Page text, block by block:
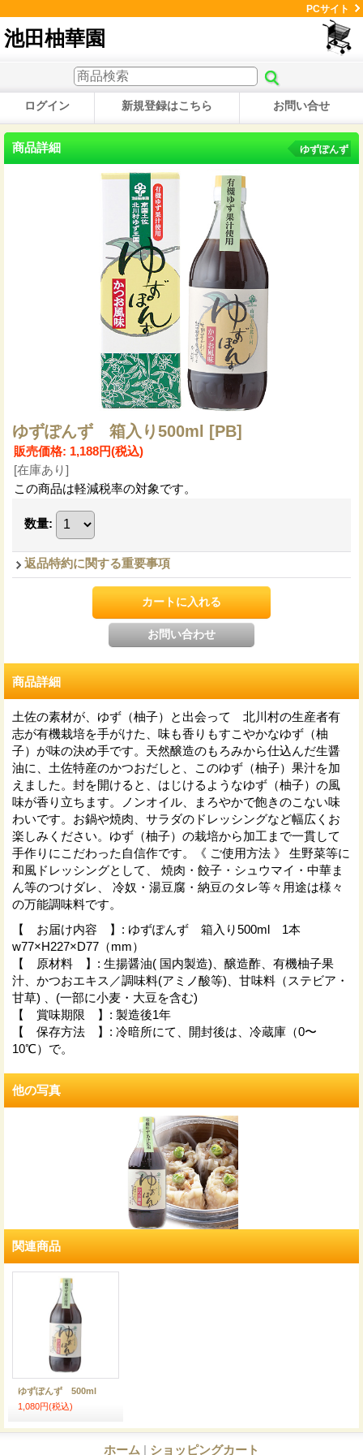
PCサイト
池田柚華園
ログイン 新規登録はこちら お問い合せ
商品詳細 ゆずぽんず
ゆずぽんず 箱入り500ml [PB]
販売価格: 1,188円(税込)
[在庫あり]
この商品は軽減税率の対象です。
数量:
返品特約に関する重要事項
商品詳細
土佐の素材が、ゆず（柚子）と出会って 北川村の生産者有
志が有機栽培を手がけた、味も香りもすこやかなゆず（柚
子）が味の決め手です。天然醸造のもろみから仕込んだ生醤
油に、土佐特産のかつおだしと、このゆず（柚子）果汁を加
えました。封を開けると、はじけるようなゆず（柚子）の風
味が香り立ちます。ノンオイル、まろやかで飽きのこない味
わいです。お鍋や焼肉、サラダのドレッシングなど幅広くお
楽しみください。ゆず（柚子）の栽培から加工まで一貫して
手作りにこだわった自信作です。《 ご使用方法 》 生野菜等に
和風ドレッシングとして、 焼肉・餃子・シュウマイ・中華ま
ん等のつけダレ、 冷奴・湯豆腐・納豆のタレ等々用途は様々
の万能調味料です。
【 お届け内容 】 : ゆずぽんず 箱入り500ml 1本
w77×H227×D77（mm）
【 原材料 】 : 生揚醤油( 国内製造)、醸造酢、有機柚子果
汁、かつおエキス／調味料(アミノ酸等)、甘味料（ステビア・
甘草) 、(一部に小麦・大豆を含む)
【 賞味期限 】 : 製造後1年
【 保存方法 】 : 冷暗所にて、開封後は、冷蔵庫（0〜
10℃）で。
他の写真
関連商品
ゆずぽんず 500ml
1,080円(税込)
ホーム | ショッピングカート